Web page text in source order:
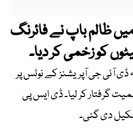
ظالم باپ نے فائرنگ
کو زخمی کر دیا۔
آئی جی آپریشنز کے نوٹس پر
گرفتار کر لیا۔ ڈی ایس پی
دی گئی۔